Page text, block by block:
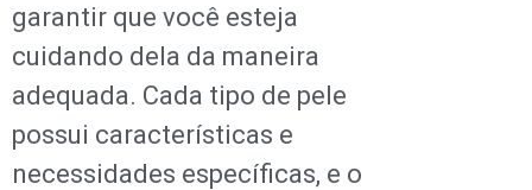
garantir que você esteja
cuidando dela da maneira
adequada. Cada tipo de pele
possui características e
necessidades específicas, e o